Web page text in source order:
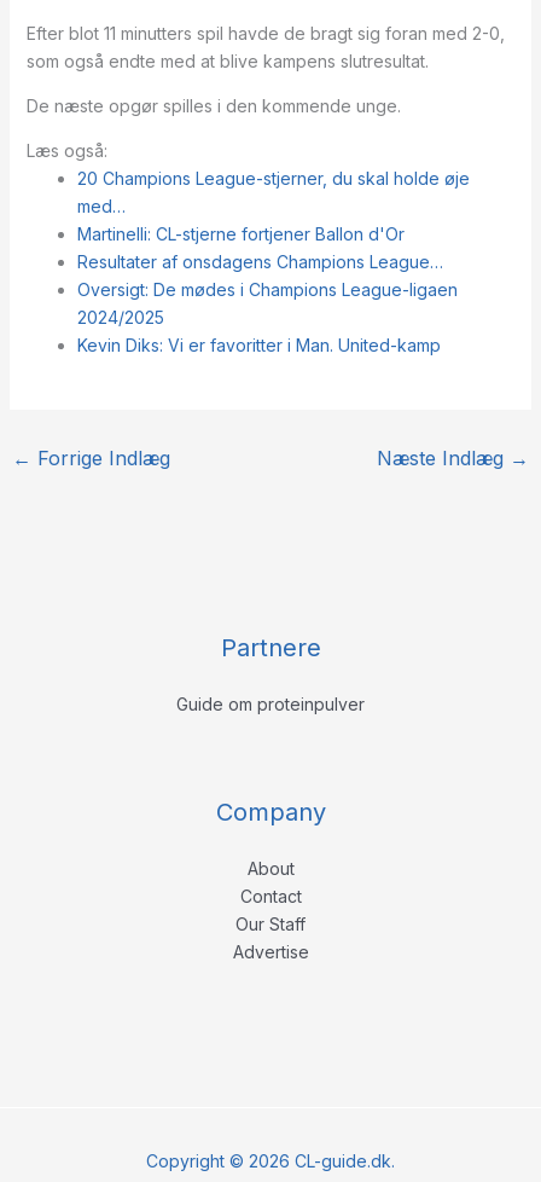
Efter blot 11 minutters spil havde de bragt sig foran med 2-0,
som også endte med at blive kampens slutresultat.
De næste opgør spilles i den kommende unge.
Læs også:
20 Champions League-stjerner, du skal holde øje
med…
Martinelli: CL-stjerne fortjener Ballon d'Or
Resultater af onsdagens Champions League…
Oversigt: De mødes i Champions League-ligaen
2024/2025
Kevin Diks: Vi er favoritter i Man. United-kamp
← Forrige Indlæg Næste Indlæg →
Partnere
Guide om proteinpulver
Company
About
Contact
Our Staff
Advertise
Copyright © 2026 CL-guide.dk.